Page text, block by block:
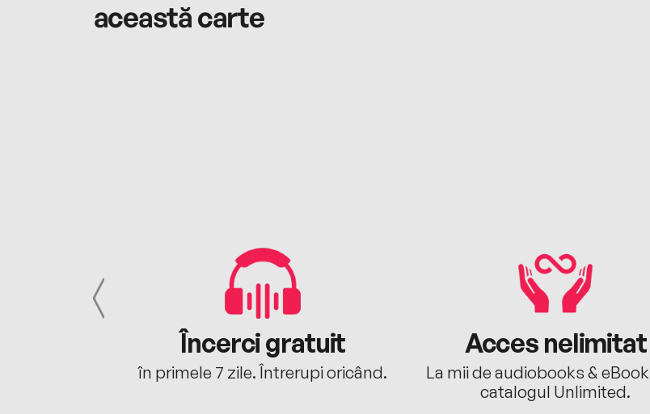
această carte
Încerci gratuit
în primele 7 zile. Întrerupi oricând.
Acces nelimitat
La mii de audiobooks &
catalogul Unlimited.